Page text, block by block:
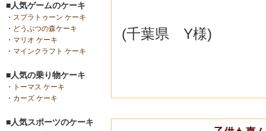
■人気ゲームのケーキ
・ スプラトゥーン ケーキ
・ どうぶつの森ケーキ
・ マリオ ケーキ
・ マインクラフト ケーキ
■人気の乗り物ケーキ
・
トーマス ケーキ
・ カーズ ケーキ
■人気スポーツのケーキ
(千葉県 Y様)